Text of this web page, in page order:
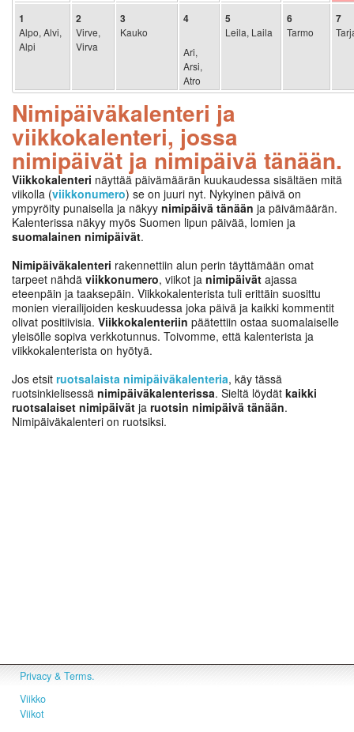
1
Alpo, Alvi,
Alpi
2
Virve,
Virva
3
Kauko
4
Ari,
Arsi,
Atro
5
Leila, Laila
6
Tarmo
7
Nimipäiväkalenteri ja
viikkokalenteri, jossa
nimipäivät ja nimipäivä tänään.
Viikkokalenteri näyttää päivämäärän kuukaudessa sisältäen mitä
viikolla (viikkonumero) se on juuri nyt. Nykyinen päivä on
ympyröity punaisella ja näkyy nimipäivä tänään ja päivämäärän.
Kalenterissa näkyy myös Suomen lipun päivää, lomien ja
suomalainen nimipäivät.
Nimipäiväkalenteri rakennettiin alun perin täyttämään omat
tarpeet nähdä viikkonumero, viikot ja nimipäivät ajassa
eteenpäin ja taaksepäin. Viikkokalenterista tuli erittäin suosittu
monien vierailijoiden keskuudessa joka päivä ja kaikki kommentit
olivat positiivisia. Viikkokalenteriin päätettiin ostaa suomalaiselle
yleisölle sopiva verkkotunnus. Toivomme, että kalenterista ja
viikkokalenterista on hyötyä.
Jos etsit ruotsalaista nimipäiväkalenteria, käy tässä
ruotsinkielisessä nimipäiväkalenterissa. Sieltä löydät kaikki
ruotsalaiset nimipäivät ja ruotsin nimipäivä tänään.
Nimipäiväkalenteri on ruotsiksi.
Privacy & Terms.
Viikko
Viikot